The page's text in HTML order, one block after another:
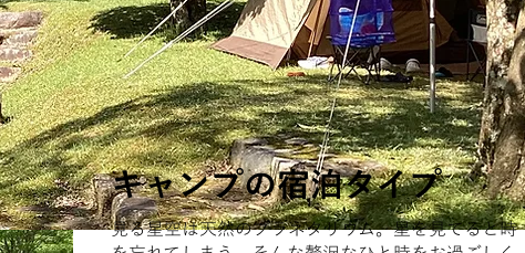
キャンプの宿泊タイプ
見る星空は天然のプラネタリウム。星を見てると時